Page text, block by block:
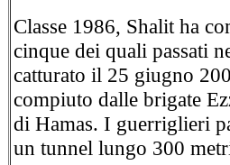
Classe 1986, Shalit ha
cinque dei quali passati
catturato il 25 giugno
compiuto dalle brigate
di Hamas. I guerriglieri
un tunnel lungo 300